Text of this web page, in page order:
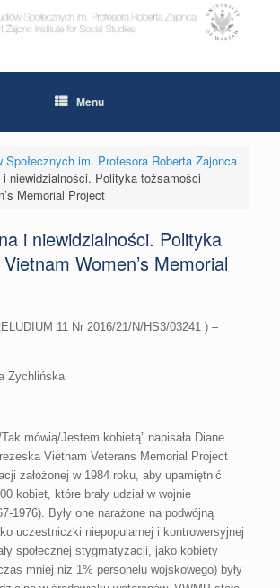
Menu
Społecznych im. Profesora Roberta Zajonca
i niewidzialności. Polityka tożsamości
Memorial Project
i niewidzialności. Polityka
Women’s Memorial
11 Nr 2016/21/N/HS3/03241 ) –
Żychlińska
mówią/Jestem kobietą” napisała Diane
Vietnam Veterans Memorial Project
założonej w 1984 roku, aby upamiętnić
kobiet, które brały udział w wojnie
1976). Były one narażone na podwójną
uczestniczki niepopularnej i kontrowersyjnej
społecznej stygmatyzacji, jako kobiety
mniej niż 1% personelu wojskowego) były